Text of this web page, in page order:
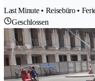
Last Minute • Reisebüro •
Geschlossen